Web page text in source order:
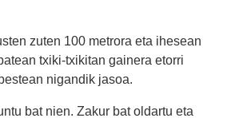
zuten 100 metrora eta ihesean
txiki-txikitan gainera etorri
nigandik jasoa.
bat nien. Zakur bat oldartu eta